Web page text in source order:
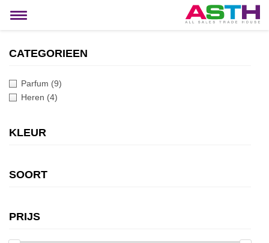
Toggle
CATEGORIEEN
Parfum (9)
Heren (4)
KLEUR
SOORT
PRIJS